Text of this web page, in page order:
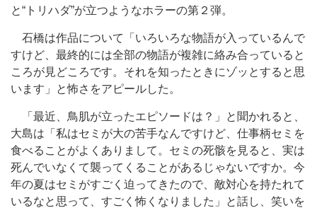
と“トリハダ”が立つようなホラーの第２弾。
石橋は作品について「いろいろな物語が入っているんで
すけど、最終的には全部の物語が複雑に絡み合っていると
ころが見どころです。それを知ったときにゾッとすると思
います」と怖さをアピールした。
「最近、鳥肌が立ったエピソードは？」と聞かれると、
大島は「私はセミが大の苦手なんですけど、仕事柄セミを
食べることがよくありまして。セミの死骸を見ると、実は
死んでいなくて襲ってくることがあるじゃないですか。今
年の夏はセミがすごく迫ってきたので、敵対心を持たれて
いるなと思って、すごく怖くなりました」と話し、笑いを